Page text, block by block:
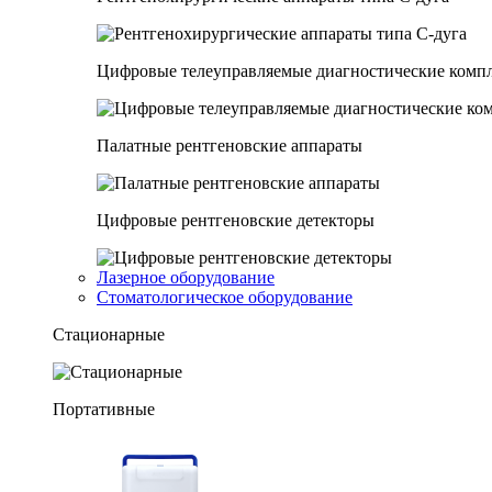
Цифровые телеуправляемые диагностические
Палатные рентгеновские аппараты
Цифровые рентгеновские детекторы
Лазерное оборудование
Стоматологическое оборудование
Стационарные
Портативные